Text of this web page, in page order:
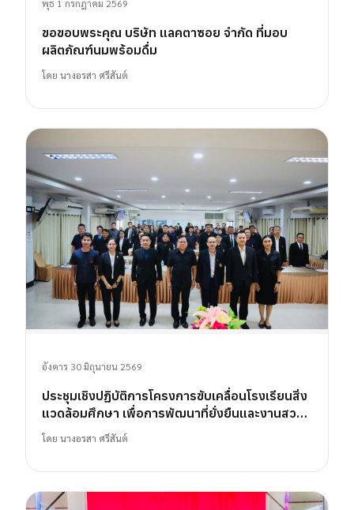
พุธ 1 กรกฎาคม 2569
ขอขอบพระคุณ บริษัท แลคตาซอย จำกัด ที่มอบ
ผลิตภัณฑ์นมพร้อมดื่ม
โดย นางอรสา ศรีสันต์
อังคาร 30 มิถุนายน 2569
ประชุมเชิงปฏิบัติการโครงการขับเคลื่อนโรงเรียนสิ่ง
แวดล้อมศึกษา เพื่อการพัฒนาที่ยั่งยืนและงานสวน
พฤกษศาสตร์โรงเรียน
โดย นางอรสา ศรีสันต์